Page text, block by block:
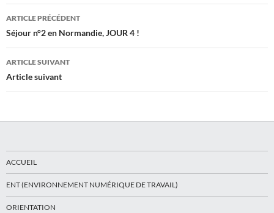
Navigation
des
articles
ARTICLE PRÉCÉDENT
Séjour n°2 en Normandie, JOUR 4 !
ARTICLE SUIVANT
Article suivant
ACCUEIL
ENT (ENVIRONNEMENT NUMÉRIQUE DE TRAVAIL)
ORIENTATION